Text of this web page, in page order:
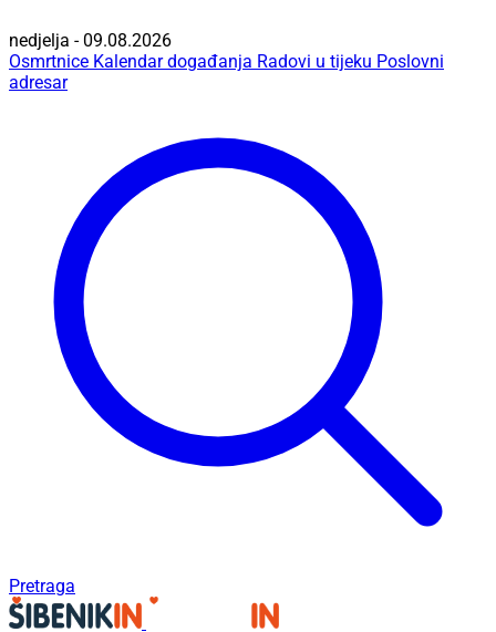
nedjelja - 09.08.2026
Osmrtnice Kalendar događanja Radovi u tijeku Poslovni
adresar
Pretraga